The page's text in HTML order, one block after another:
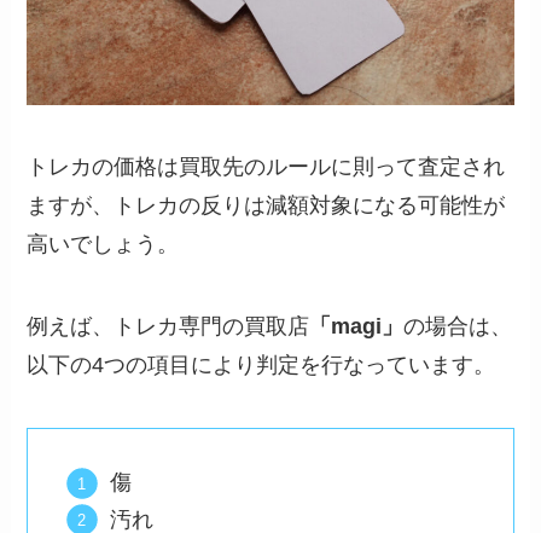
トレカの価格は買取先のルールに則って査定され
ますが、トレカの反りは減額対象になる可能性が
高いでしょう。
例えば、トレカ専門の買取店 「magi」の場合は、
以下の4つの項目により判定を行なっています。
傷
汚れ